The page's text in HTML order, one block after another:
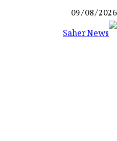
Skip
to
09/08/2026